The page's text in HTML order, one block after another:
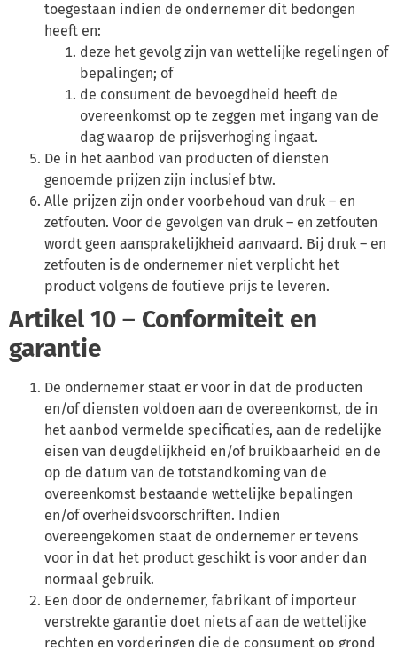
toegestaan indien de ondernemer dit bedongen
heeft en:
deze het gevolg zijn van wettelijke regelingen of
bepalingen; of
de consument de bevoegdheid heeft de
overeenkomst op te zeggen met ingang van de
dag waarop de prijsverhoging ingaat.
De in het aanbod van producten of diensten
genoemde prijzen zijn inclusief btw.
Alle prijzen zijn onder voorbehoud van druk – en
zetfouten. Voor de gevolgen van druk – en zetfouten
wordt geen aansprakelijkheid aanvaard. Bij druk – en
zetfouten is de ondernemer niet verplicht het
product volgens de foutieve prijs te leveren.
Artikel 10 – Conformiteit en
garantie
De ondernemer staat er voor in dat de producten
en/of diensten voldoen aan de overeenkomst, de in
het aanbod vermelde specificaties, aan de redelijke
eisen van deugdelijkheid en/of bruikbaarheid en de
op de datum van de totstandkoming van de
overeenkomst bestaande wettelijke bepalingen
en/of overheidsvoorschriften. Indien
overeengekomen staat de ondernemer er tevens
voor in dat het product geschikt is voor ander dan
normaal gebruik.
Een door de ondernemer, fabrikant of importeur
verstrekte garantie doet niets af aan de wettelijke
rechten en vorderingen die de consument op grond